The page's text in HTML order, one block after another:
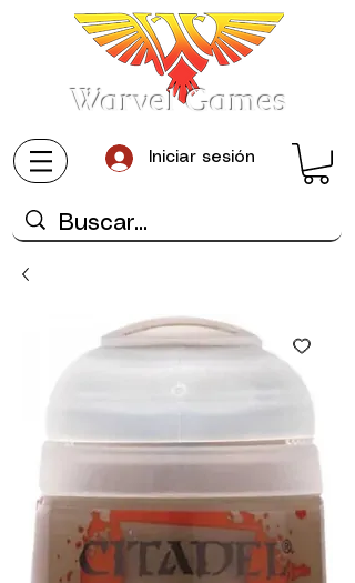
Warvel Games
Iniciar sesión